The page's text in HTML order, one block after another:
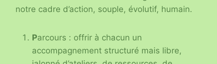
notre cadre d’action, souple, évolutif, humain.
Parcours : offrir à chacun un
accompagnement structuré mais libre,